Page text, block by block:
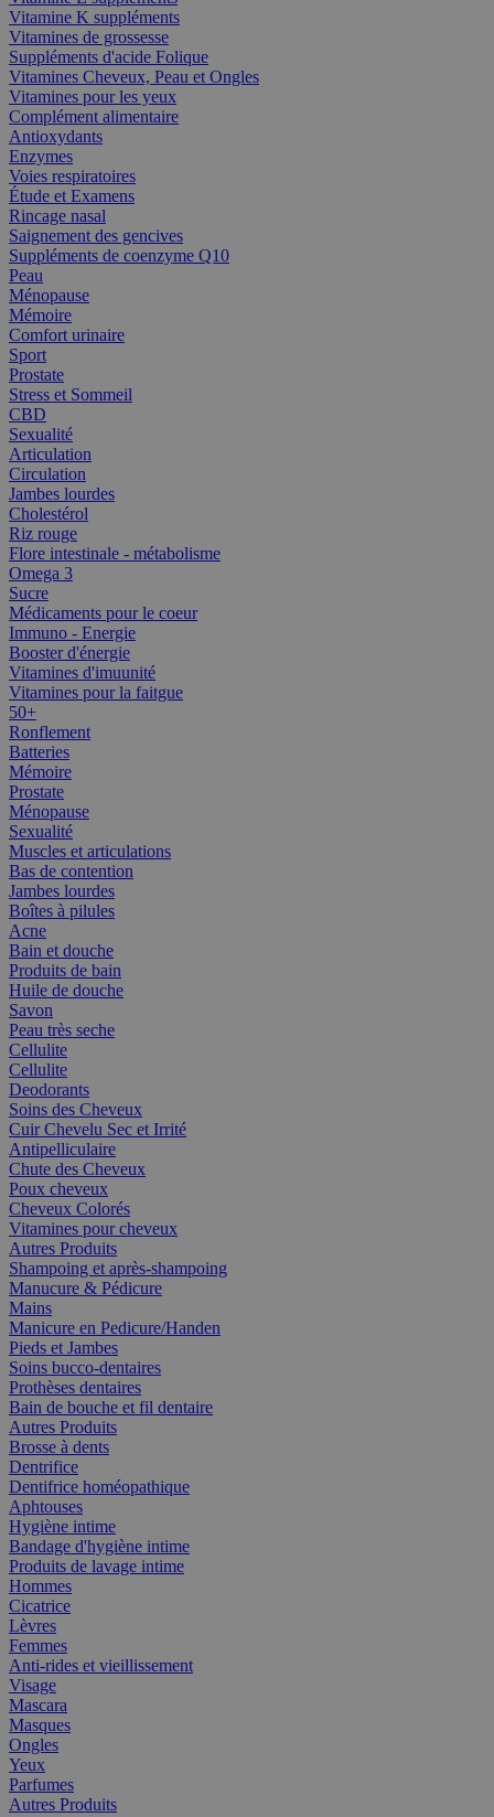
Vitamine K suppléments
Vitamines de grossesse
Suppléments d'acide Folique
Vitamines Cheveux, Peau et Ongles
Vitamines pour les yeux
Complément alimentaire
Antioxydants
Enzymes
Voies respiratoires
Étude et Examens
Rincage nasal
Saignement des gencives
Suppléments de coenzyme Q10
Peau
Ménopause
Mémoire
Comfort urinaire
Sport
Prostate
Stress et Sommeil
CBD
Sexualité
Articulation
Circulation
Jambes lourdes
Cholestérol
Riz rouge
Flore intestinale - métabolisme
Omega 3
Sucre
Médicaments pour le coeur
Immuno - Energie
Booster d'énergie
Vitamines d'imuunité
Vitamines pour la faitgue
50+
Ronflement
Batteries
Mémoire
Prostate
Ménopause
Sexualité
Muscles et articulations
Bas de contention
Jambes lourdes
Boîtes à pilules
Acne
Bain et douche
Produits de bain
Huile de douche
Savon
Peau très seche
Cellulite
Cellulite
Deodorants
Soins des Cheveux
Cuir Chevelu Sec et Irrité
Antipelliculaire
Chute des Cheveux
Poux cheveux
Cheveux Colorés
Vitamines pour cheveux
Autres Produits
Shampoing et après-shampoing
Manucure & Pédicure
Mains
Manicure en Pedicure/Handen
Pieds et Jambes
Soins bucco-dentaires
Prothèses dentaires
Bain de bouche et fil dentaire
Autres Produits
Brosse à dents
Dentrifice
Dentifrice homéopathique
Aphtouses
Hygiène intime
Bandage d'hygiène intime
Produits de lavage intime
Hommes
Cicatrice
Lèvres
Femmes
Anti-rides et vieillissement
Visage
Mascara
Masques
Ongles
Yeux
Parfumes
Autres Produits